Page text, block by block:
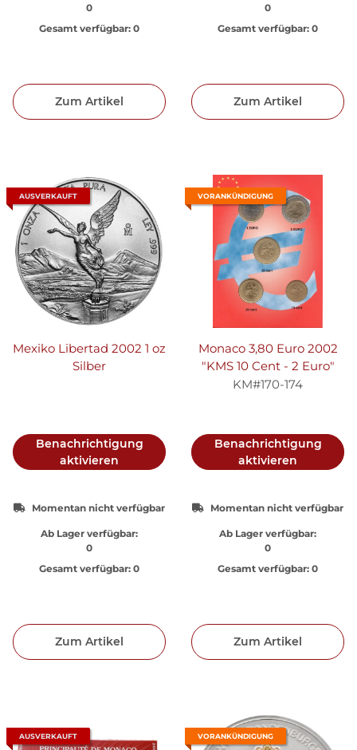
0
Gesamt verfügbar: 0
Zum Artikel
0
Gesamt verfügbar: 0
Zum Artikel
AUSVERKAUFT
Mexiko Libertad 2002 1 oz
Silber
Benachrichtigung
aktivieren
Momentan nicht verfügbar
Ab Lager verfügbar:
0
Gesamt verfügbar: 0
Zum Artikel
VORANKÜNDIGUNG
Monaco 3,80 Euro 2002
"KMS 10 Cent - 2 Euro"
KM#170-174
Benachrichtigung
aktivieren
Momentan nicht verfügbar
Ab Lager verfügbar:
0
Gesamt verfügbar: 0
Zum Artikel
AUSVERKAUFT VORANKÜNDIGUNG